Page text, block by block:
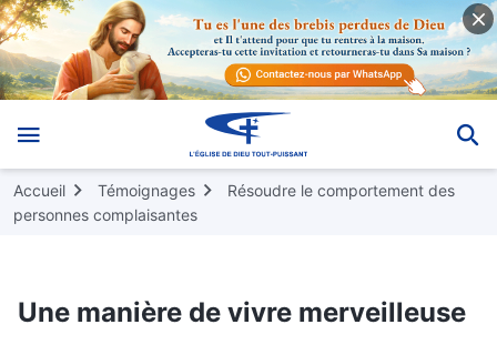
Accueil Témoignages
Résoudre le comportement des
personnes complaisantes
Une manière de vivre merveilleuse